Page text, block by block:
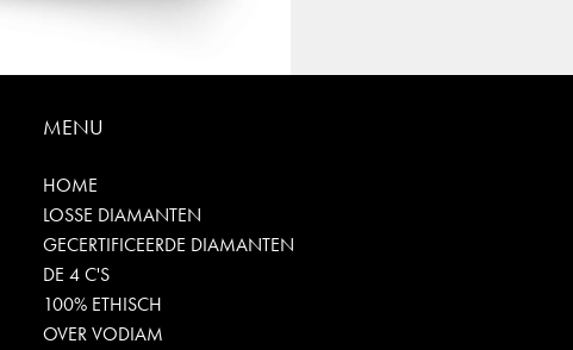
MENU
HOME
LOSSE DIAMANTEN
GECERTIFICEERDE DIAMANTEN
DE 4 C'S
100% ETHISCH
OVER VODIAM